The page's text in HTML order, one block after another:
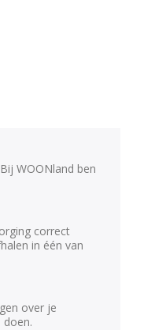
WOONland ben
correct
in één van
over je
doen.